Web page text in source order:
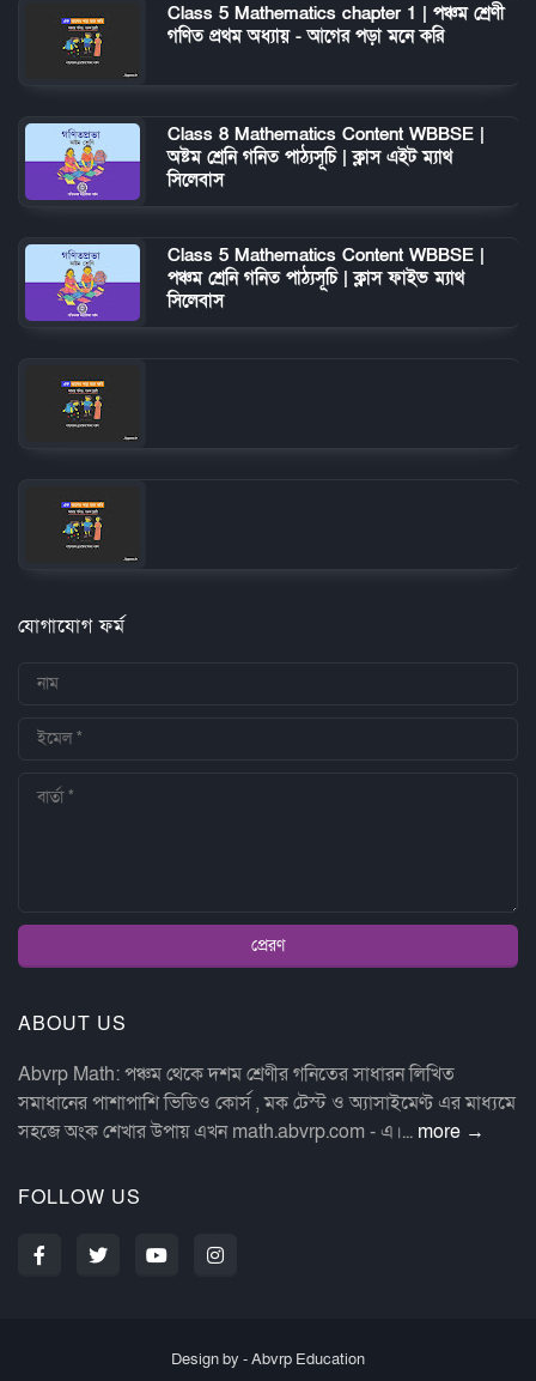
Class 5 Mathematics chapter 1 | পঞ্চম শ্রেণী
গণিত প্রথম অধ্যায় - আগের পড়া মনে করি
Class 8 Mathematics Content WBBSE |
অষ্টম শ্রেনি গনিত পাঠ্যসূচি | ক্লাস এইট ম্যাথ
সিলেবাস
Class 5 Mathematics Content WBBSE |
পঞ্চম শ্রেনি গনিত পাঠ্যসূচি | ক্লাস ফাইভ ম্যাথ
সিলেবাস
যোগাযোগ ফর্ম
ABOUT US
Abvrp Math: পঞ্চম থেকে দশম শ্রেণীর গনিতের সাধারন লিখিত
সমাধানের পাশাপাশি ভিডিও কোর্স , মক টেস্ট ও অ্যাসাইমেণ্ট এর মাধ্যমে
সহজে অংক শেখার উপায় এখন math.abvrp.com - এ।... more →
FOLLOW US
Design by -Abvrp Education